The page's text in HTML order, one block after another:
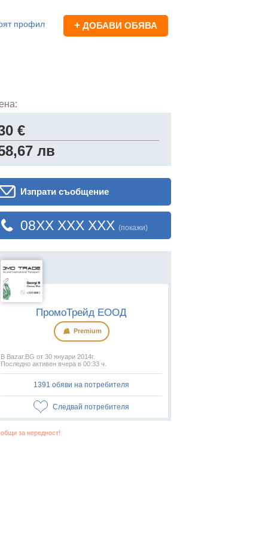
профил + ДОБАВИ ОБЯВА
€
лв
Изпрати съобщение
08XX XXX XXX (покажи)
ПромоТрейд ЕООД
Premium
В Bazar.BG от 30 януари 2014г.
Последно активен вчера в 00:33 ч.
1391 обяви на потребителя
Следвай потребителя
за нередност!